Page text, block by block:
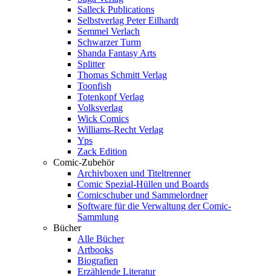
Salleck Publications
Selbstverlag Peter Eilhardt
Semmel Verlach
Schwarzer Turm
Shanda Fantasy Arts
Splitter
Thomas Schmitt Verlag
Toonfish
Totenkopf Verlag
Volksverlag
Wick Comics
Williams-Recht Verlag
Yps
Zack Edition
Comic-Zubehör
Archivboxen und Titeltrenner
Comic Spezial-Hüllen und Boards
Comicschuber und Sammelordner
Software für die Verwaltung der Comic-
Sammlung
Bücher
Alle Bücher
Artbooks
Biografien
Erzählende Literatur